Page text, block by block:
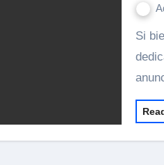
Si bien en Navarra toda la prensa está